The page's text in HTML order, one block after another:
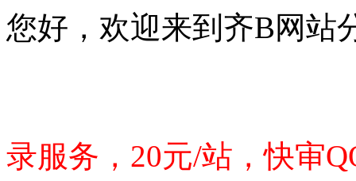
您好，欢迎来到齐B网站
录服务，20元/站，快审